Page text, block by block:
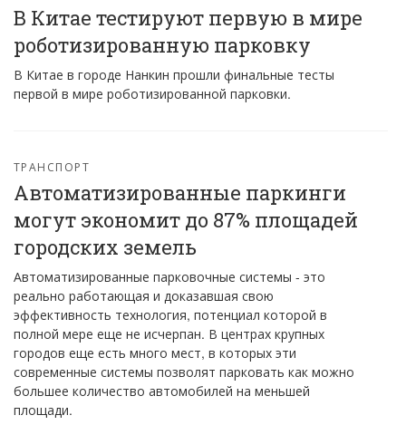
В Китае тестируют первую в мире
роботизированную парковку
В Китае в городе Нанкин прошли финальные тесты
первой в мире роботизированной парковки.
ТРАНСПОРТ
Автоматизированные паркинги
могут экономит до 87% площадей
городских земель
Автоматизированные парковочные системы - это
реально работающая и доказавшая свою
эффективность технология, потенциал которой в
полной мере еще не исчерпан. В центрах крупных
городов еще есть много мест, в которых эти
современные системы позволят парковать как можно
большее количество автомобилей на меньшей
площади.